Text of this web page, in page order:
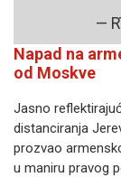
—
Napad na
od Moskve
Jasno
distanciranja
prozvao
u maniru pravog